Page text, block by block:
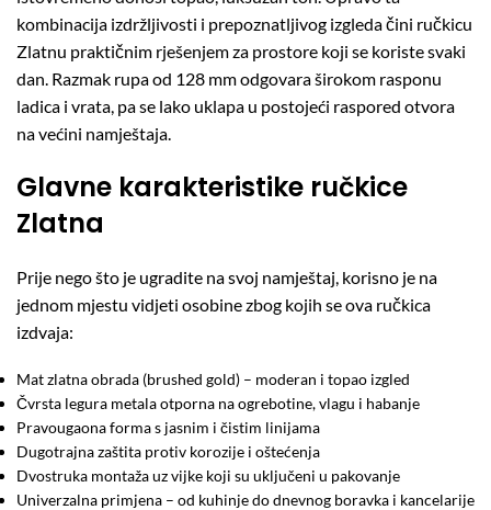
kombinacija izdržljivosti i prepoznatljivog izgleda čini ručkicu
Zlatnu praktičnim rješenjem za prostore koji se koriste svaki
dan. Razmak rupa od 128 mm odgovara širokom rasponu
ladica i vrata, pa se lako uklapa u postojeći raspored otvora
na većini namještaja.
Glavne karakteristike ručkice
Zlatna
Prije nego što je ugradite na svoj namještaj, korisno je na
jednom mjestu vidjeti osobine zbog kojih se ova ručkica
izdvaja:
Mat zlatna obrada (brushed gold) – moderan i topao izgled
Čvrsta legura metala otporna na ogrebotine, vlagu i habanje
Pravougaona forma s jasnim i čistim linijama
Dugotrajna zaštita protiv korozije i oštećenja
Dvostruka montaža uz vijke koji su uključeni u pakovanje
Univerzalna primjena – od kuhinje do dnevnog boravka i kancelarije